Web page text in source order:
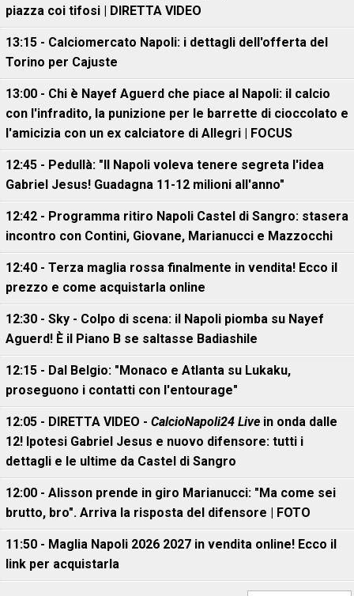
piazza coi tifosi | DIRETTA VIDEO
13:15 - Calciomercato Napoli: i dettagli dell'offerta del
Torino per Cajuste
13:00 - Chi è Nayef Aguerd che piace al Napoli: il calcio
con l'infradito, la punizione per le barrette di cioccolato e
l'amicizia con un ex calciatore di Allegri | FOCUS
12:45 - Pedullà: "Il Napoli voleva tenere segreta l'idea
Gabriel Jesus! Guadagna 11-12 milioni all'anno"
12:42 - Programma ritiro Napoli Castel di Sangro: stasera
incontro con Contini, Giovane, Marianucci e Mazzocchi
12:40 - Terza maglia rossa finalmente in vendita! Ecco il
prezzo e come acquistarla online
12:30 - Sky - Colpo di scena: il Napoli piomba su Nayef
Aguerd! È il Piano B se saltasse Badiashile
12:15 - Dal Belgio: "Monaco e Atlanta su Lukaku,
proseguono i contatti con l'entourage"
12:05 - DIRETTA VIDEO - CalcioNapoli24 Live in onda dalle
12! Ipotesi Gabriel Jesus e nuovo difensore: tutti i
dettagli e le ultime da Castel di Sangro
12:00 - Alisson prende in giro Marianucci: "Ma come sei
brutto, bro". Arriva la risposta del difensore | FOTO
11:50 - Maglia Napoli 2026 2027 in vendita online! Ecco il
link per acquistarla